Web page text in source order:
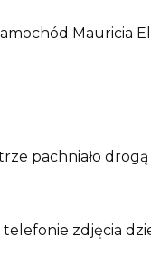
Mauricia
pachniało
zdjęcia